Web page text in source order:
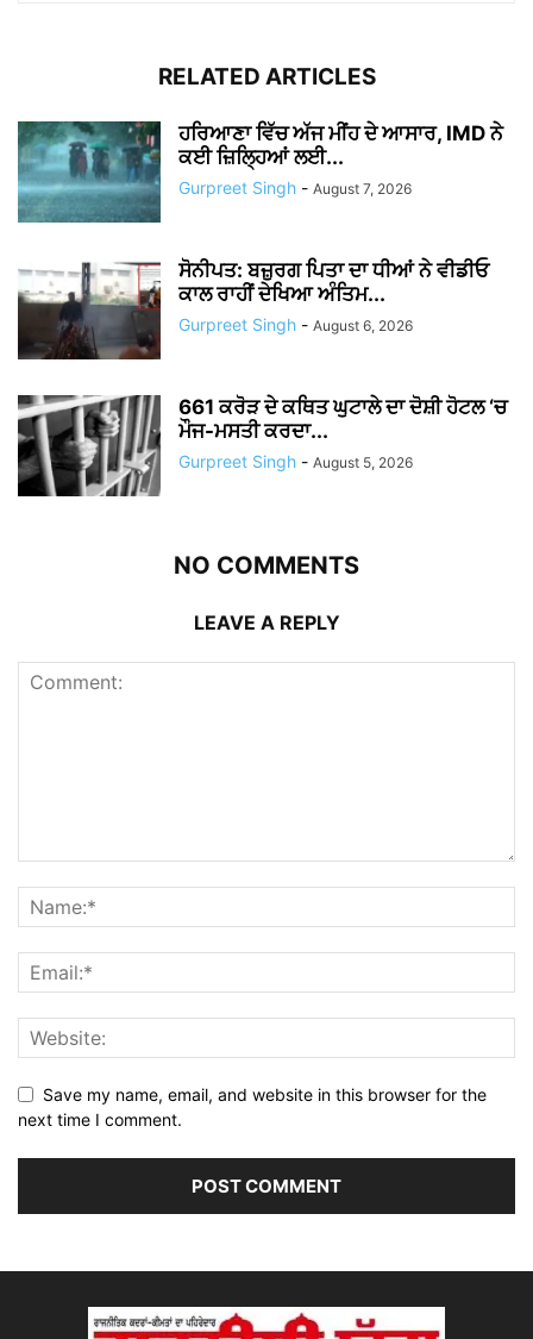
RELATED ARTICLES
ਹਰਿਆਣਾ ਵਿੱਚ ਅੱਜ ਮੀਂਹ ਦੇ ਆਸਾਰ, IMD ਨੇ
ਕਈ ਜ਼ਿਲ੍ਹਿਆਂ ਲਈ...
Gurpreet Singh - August 7, 2026
ਸੋਨੀਪਤ: ਬਜ਼ੁਰਗ ਪਿਤਾ ਦਾ ਧੀਆਂ ਨੇ ਵੀਡੀਓ
ਕਾਲ ਰਾਹੀਂ ਦੇਖਿਆ ਅੰਤਿਮ...
Gurpreet Singh - August 6, 2026
661 ਕਰੋੜ ਦੇ ਕਥਿਤ ਘੁਟਾਲੇ ਦਾ ਦੋਸ਼ੀ ਹੋਟਲ ‘ਚ
ਮੌਜ-ਮਸਤੀ ਕਰਦਾ...
Gurpreet Singh - August 5, 2026
NO COMMENTS
LEAVE A REPLY
Save my name, email, and website in this browser for the
next time I comment.